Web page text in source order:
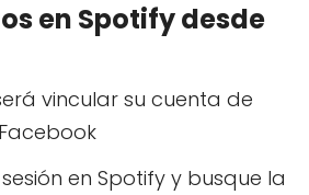
en Spotify desde
vincular su cuenta de
sesión en Spotify y busque la